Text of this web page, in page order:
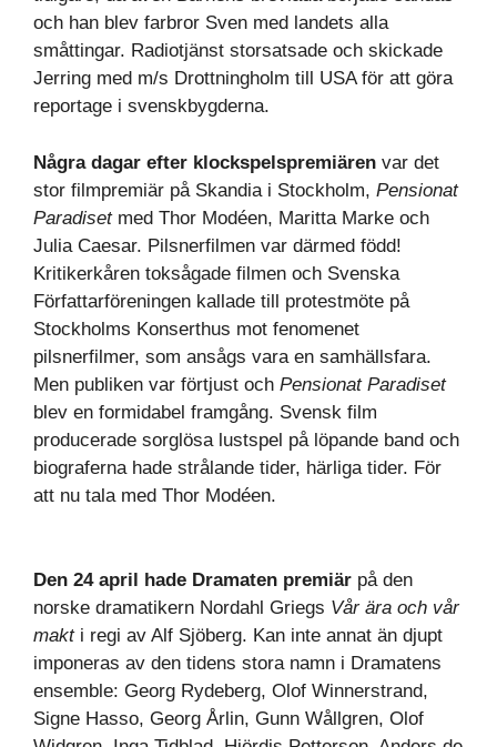
och han blev farbror Sven med landets alla
småttingar. Radiotjänst storsatsade och skickade
Jerring med m/s Drottningholm till USA för att göra
reportage i svenskbygderna.
Några dagar efter klockspelspremiären var det
stor filmpremiär på Skandia i Stockholm, Pensionat
Paradisetmed Thor Modéen, Maritta Marke och
Julia Caesar. Pilsnerfilmen var därmed född!
Kritikerkåren toksågade filmen och Svenska
Författarföreningen kallade till protestmöte på
Stockholms Konserthus mot fenomenet
pilsnerfilmer, som ansågs vara en samhällsfara.
Men publiken var förtjust och Pensionat Paradiset
blev en formidabel framgång. Svensk film
producerade sorglösa lustspel på löpande band och
biograferna hade strålande tider, härliga tider. För
att nu tala med Thor Modéen.
Den 24 april hade Dramaten premiär på den
norske dramatikern Nordahl Griegs Vår ära och vår
makti regi av Alf Sjöberg. Kan inte annat än djupt
imponeras av den tidens stora namn i Dramatens
ensemble: Georg Rydeberg, Olof Winnerstrand,
Signe Hasso, Georg Årlin, Gunn Wållgren, Olof